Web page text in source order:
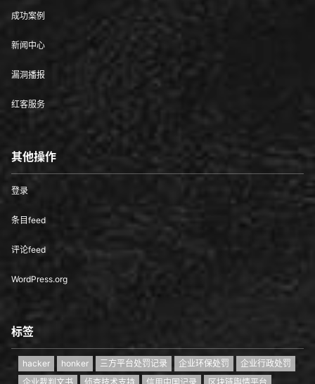
成功案例
新闻中心
漏洞播报
红客服务
其他操作
登录
条目feed
评论feed
WordPress.org
标签
hacker honker 三方平台处罚记录 企业环保处罚
企业行政处罚